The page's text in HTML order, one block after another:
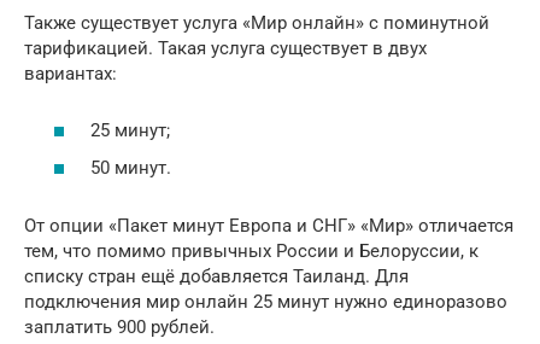
Также существует услуга «Мир онлайн» с поминутной
тарификацией. Такая услуга существует в двух
вариантах:
25 минут;
50 минут.
От опции «Пакет минут Европа и СНГ» «Мир» отличается
тем, что помимо привычных России и Белоруссии, к
списку стран ещё добавляется Таиланд. Для
подключения мир онлайн 25 минут нужно единоразово
заплатить 900 рублей.